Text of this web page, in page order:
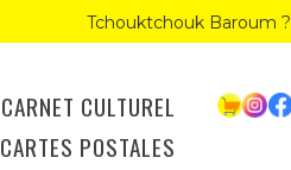
Tchouktchouk Baroum ?
CARNET CULTUREL
CARTES POSTALES